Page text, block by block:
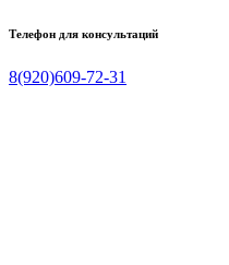
Телефон для консультаций
8(920)609-72-31